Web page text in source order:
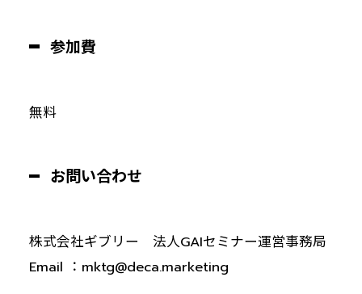
参加費
無料
お問い合わせ
株式会社ギブリー 法人GAIセミナー運営事務局
Email ：mktg@deca.marketing